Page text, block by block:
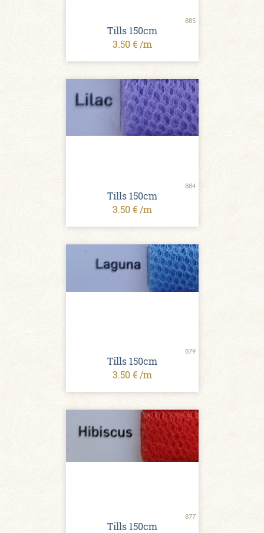
885
Tills 150cm
3.50 € /m
884
Tills 150cm
3.50 € /m
879
Tills 150cm
3.50 € /m
877
Tills 150cm